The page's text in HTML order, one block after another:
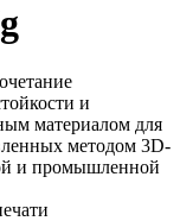
и
материалом для
методом 3D-
и промышленной